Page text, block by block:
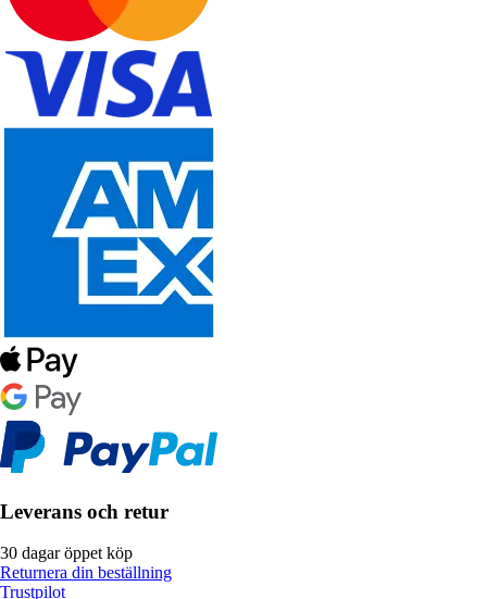
Leverans och retur
30 dagar öppet köp
Returnera din beställning
Trustpilot